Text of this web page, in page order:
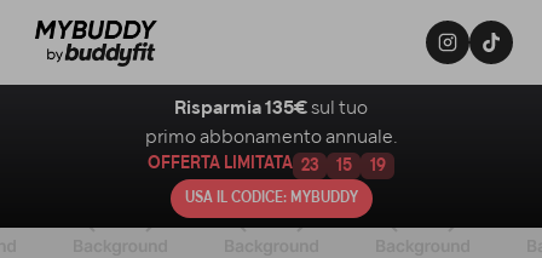
Risparmia 135€ sul tuo
primo abbonamento annuale.
OFFERTA LIMITATA 23 15 18
USA IL CODICE: MYBUDDY